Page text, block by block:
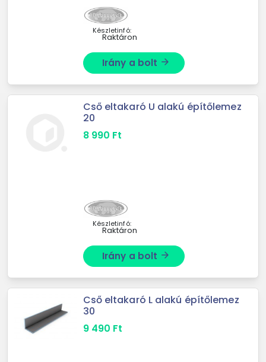
Készletinfó:
Raktáron
Irány a bolt arrow_forward
Cső eltakaró U alakú építőlemez
20
8 990 Ft
Készletinfó:
Raktáron
Irány a bolt arrow_forward
Cső eltakaró L alakú építőlemez
30
9 490 Ft